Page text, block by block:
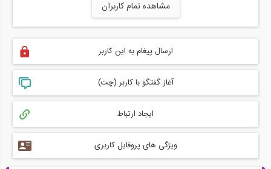
مشاهده تمام کاربران
ارسال پیغام به این کاربر
آغاز گفتگو با کاربر (چت)
ایجاد ارتباط
ویژگی های پروفایل کاربری